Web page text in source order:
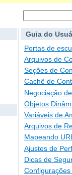
Guia do
Portas de
Arquivos de
Seções de
Cachê de
Negociação
Objetos
Variáveis de
Arquivos de
Mapeando
Ajustes de
Dicas de